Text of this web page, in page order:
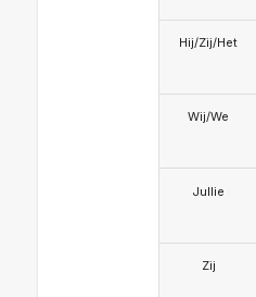
Hij/Zij/Het
Wij/We
Jullie
Zij